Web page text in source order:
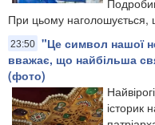
При цьому
23:50 "Це символ нашої
вважає, що найбільша
(фото)
історик